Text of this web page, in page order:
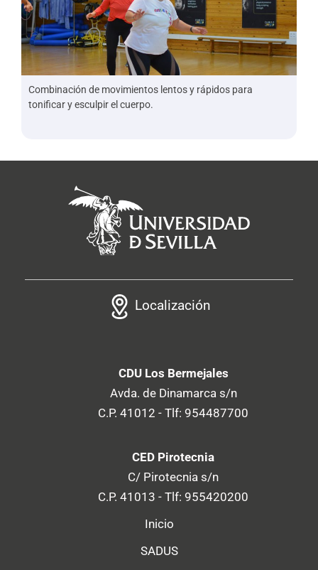
Combinación de movimientos lentos y rápidos para
tonificar y esculpir el cuerpo.
Localización
CDU Los Bermejales
Avda. de Dinamarca s/n
C.P. 41012 - Tlf: 954487700
CED Pirotecnia
C/ Pirotecnia s/n
C.P. 41013 - Tlf: 955420200
Inicio
SADUS